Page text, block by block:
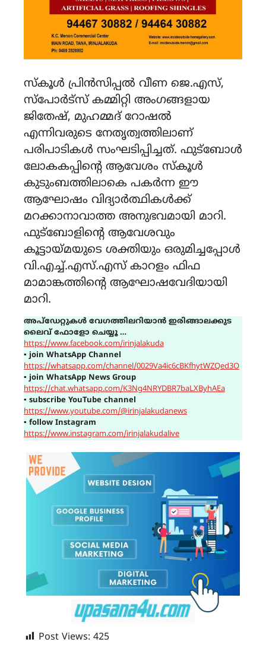
സ്കൂൾ പ്രിൻസിപ്പൽ വീണ ജെ.എസ്,
സ്പോർട്സ് കമ്മിറ്റി അംഗങ്ങളായ
ജിതേഷ്, മുഹമ്മദ് റോഷൽ
എന്നിവരുടെ നേതൃത്വത്തിലാണ്
പരിപാടികൾ സംഘടിപ്പിച്ചത്. ഫുട്ബോൾ
ലോകകപ്പിന്റെ ആവേശം സ്കൂൾ
കുടുംബത്തിലാകെ പകർന്ന ഈ
ആഘോഷം വിദ്യാർത്ഥികൾക്ക്
മറക്കാനാവാത്ത അനുഭവമായി മാറി.
ഫുട്ബോളിന്റെ ആവേശവും
കൂട്ടായ്മയുടെ ശക്തിയും ഒരുമിച്ചപ്പോൾ
വി.എച്ച്.എസ്.എസ് കാറളം ഫിഫ
മാമാങ്കത്തിന്റെ ആഘോഷവേദിയായി
മാറി.
അപ്ഡേറ്റുകൾ വേഗത്തിലറിയാൻ ഇരിങ്ങാലക്കുട
ലൈവ് ഫോളോ ചെയ്യൂ …
https://www.facebook.com/irinjalakuda
▪join WhatsApp Channel
https://whatsapp.com/channel/0029Va4ic6cBKfhytWZQed3O
▪join WhatsApp News Group
https://chat.whatsapp.com/K3Ng4NRYDBR7baLXByhAEa
▪ subscribe YouTube channel
https://www.youtube.com/@irinjalakudanews
▪ follow Instagram
https://www.instagram.com/irinjalakudalive
Post Views: 425